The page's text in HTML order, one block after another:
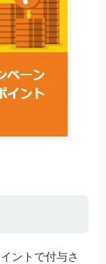
ントで付与さ